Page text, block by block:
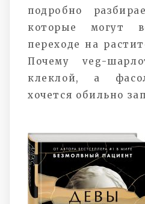
подробно
которые могут
переходе на
Почему veg-
клеклой, а
хочется обильно